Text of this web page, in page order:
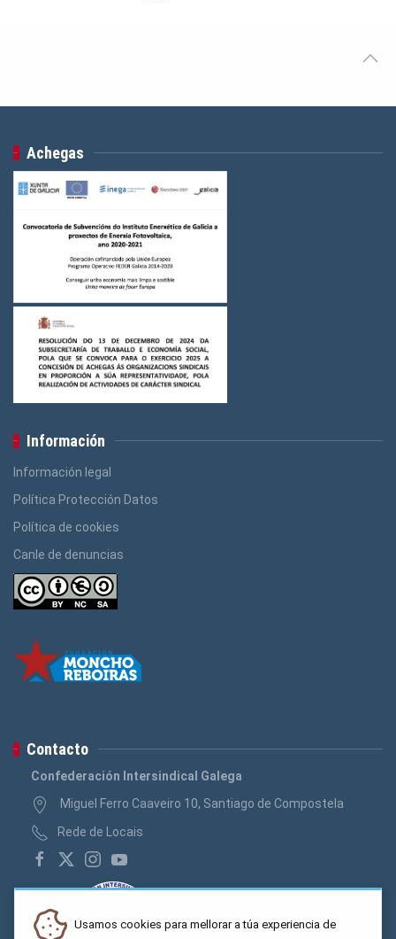
Achegas
Información
Información legal
Política Protección Datos
Política de cookies
Canle de denuncias
Contacto
Confederación Intersindical Galega
Miguel Ferro Caaveiro 10, Santiago de Compostela
Rede de Locais
Usamos cookies para mellorar a túa experiencia de